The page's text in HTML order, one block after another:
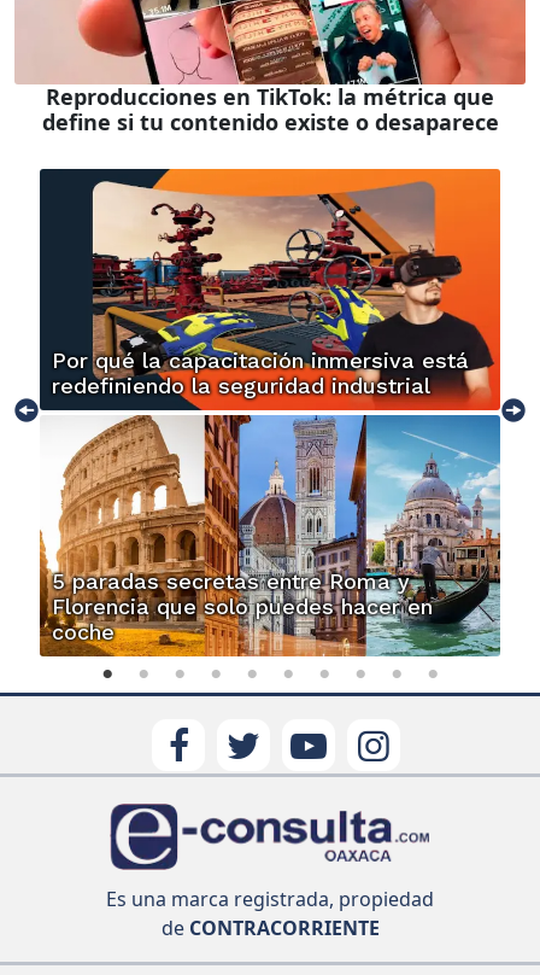
Reproducciones en TikTok: la métrica que
define si tu contenido existe o desaparece
Por qué la capacitación inmersiva está
redefiniendo la seguridad industrial
5 paradas secretas entre Roma y
Florencia que solo puedes hacer en
coche
Es una marca registrada, propiedad
deCONTRACORRIENTE